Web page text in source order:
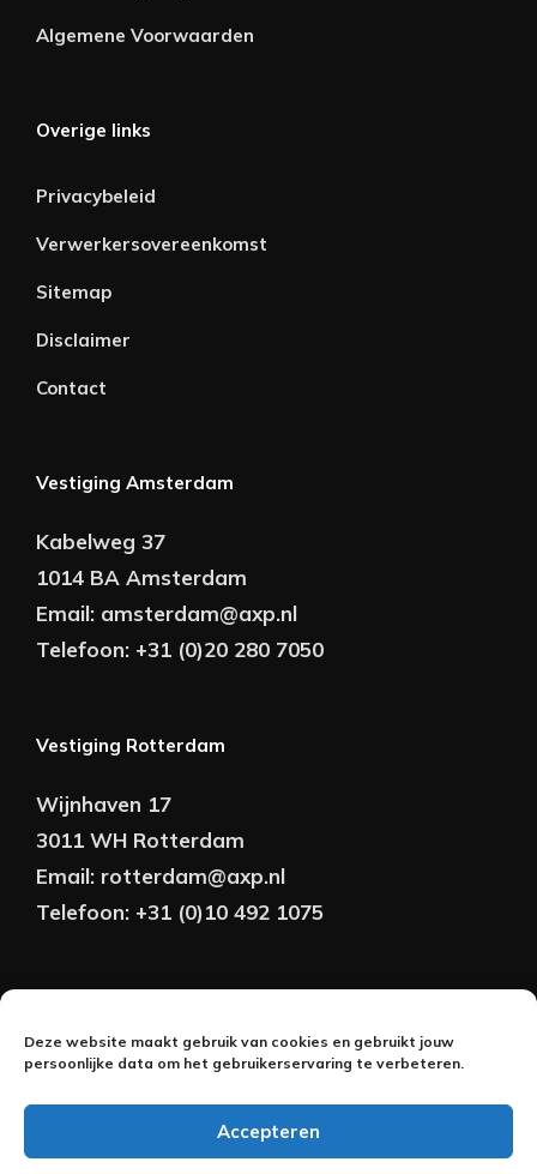
Deze website maakt gebruik van cookies en gebruikt jouw
persoonlijke data om het gebruikerservaring te verbeteren.
Accepteren
Algemene Voorwaarden
Overige links
Privacybeleid
Verwerkersovereenkomst
Sitemap
Disclaimer
Contact
Vestiging Amsterdam
Kabelweg 37
1014 BA Amsterdam
Email: amsterdam@axp.nl
Telefoon: +31 (0)20 280 7050
Vestiging Rotterdam
Wijnhaven 17
3011 WH Rotterdam
Email: rotterdam@axp.nl
Telefoon: +31 (0)10 492 1075
Onderhoud:
Nederlands